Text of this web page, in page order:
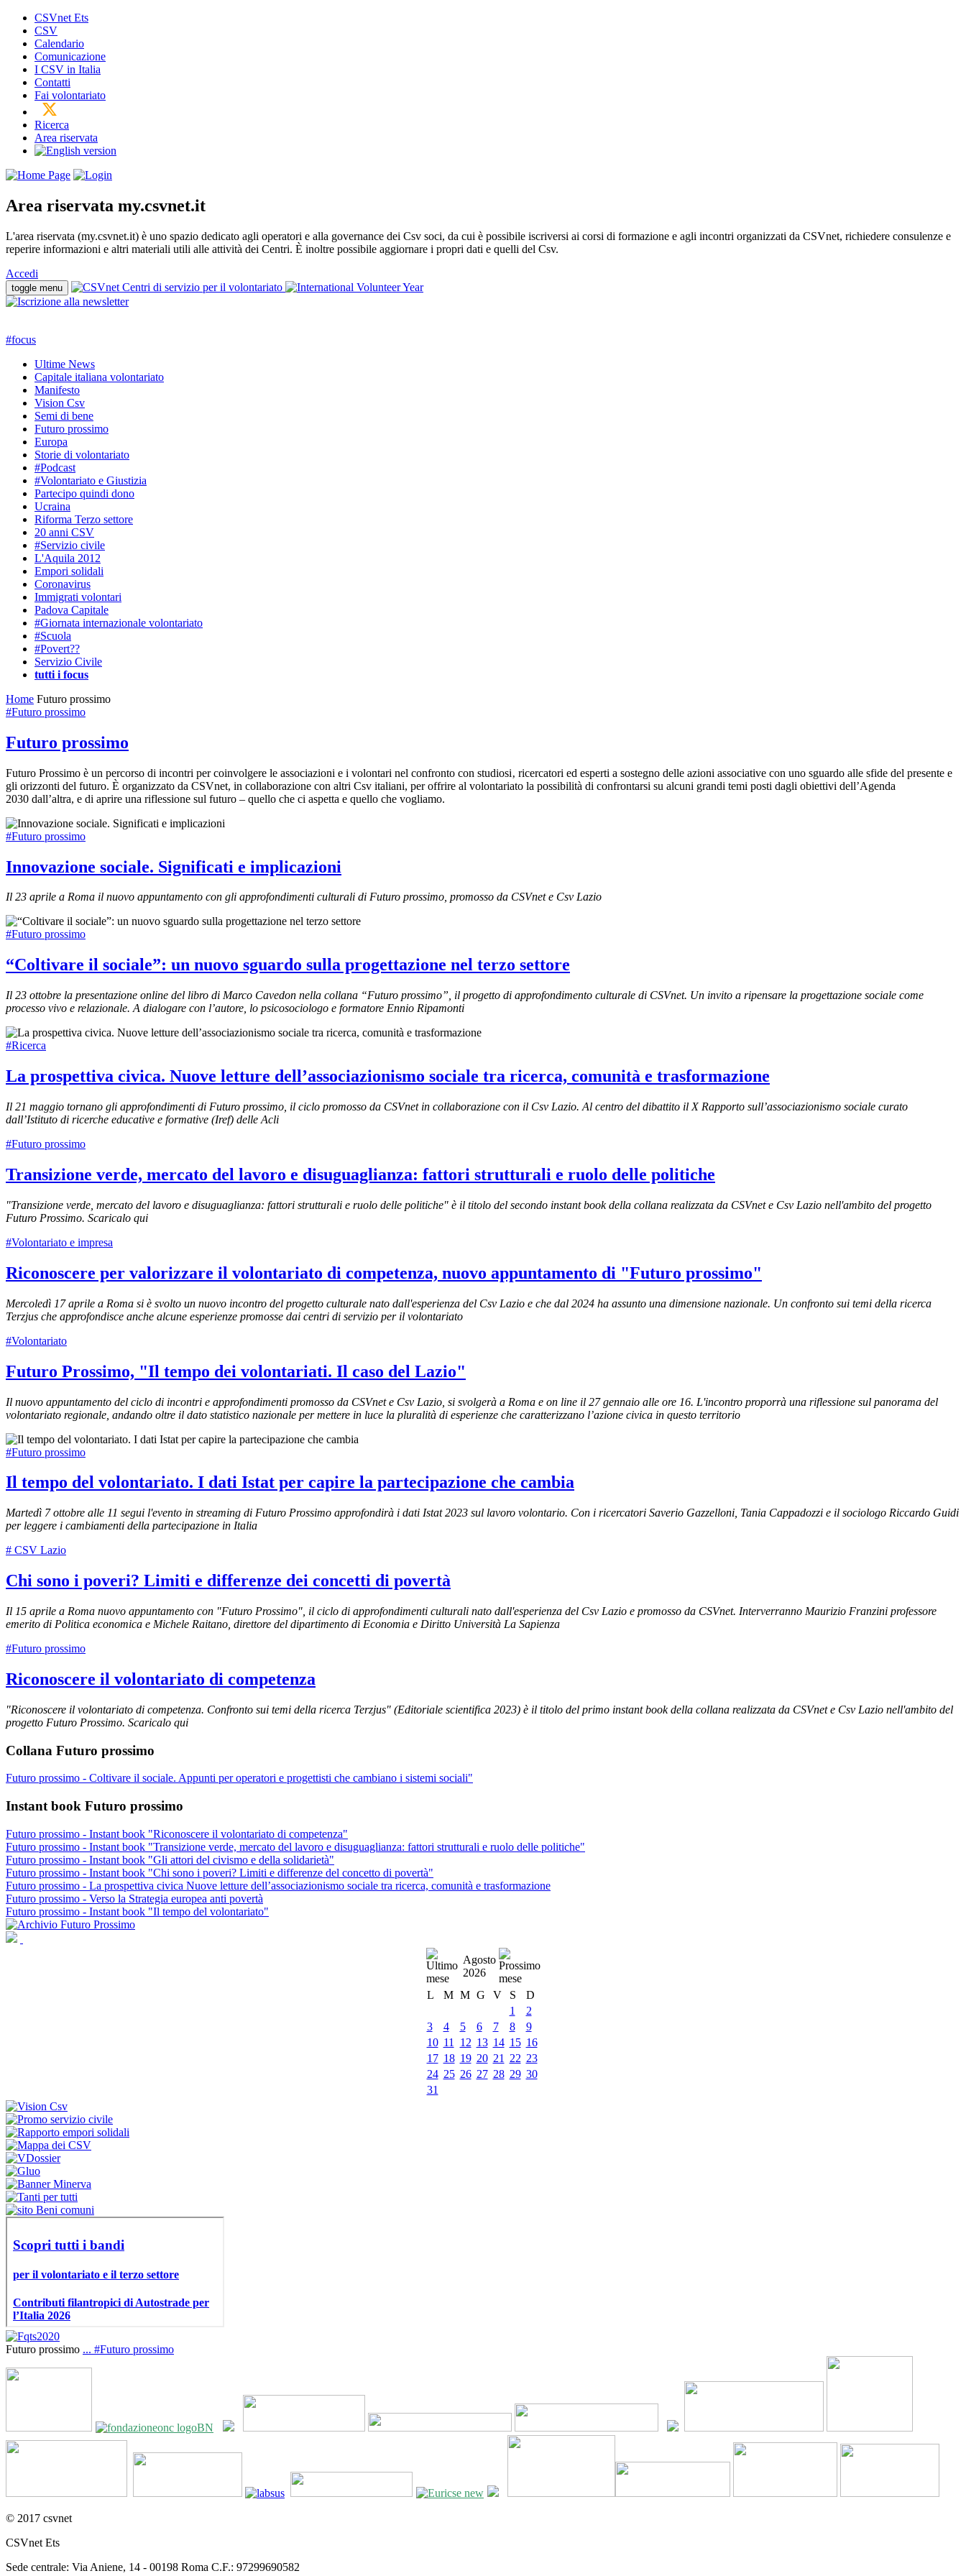
CSVnet Ets
CSV
Calendario
Comunicazione
I CSV in Italia
Contatti
Fai volontariato
Ricerca
Area riservata
Area riservata my.csvnet.it
L'area riservata (my.csvnet.it) è uno spazio dedicato agli operatori e alla governance dei Csv soci, da cui è possibile iscriversi ai corsi di formazione e agli incontri organizzati da CSVnet, richiedere consulenze e
reperire informazioni e altri materiali utili alle attività dei Centri. È inoltre possibile aggiornare i propri dati e quelli del Csv.
Accedi
toggle menu
#focus
Ultime News
Capitale italiana volontariato
Manifesto
Vision Csv
Semi di bene
Futuro prossimo
Europa
Storie di volontariato
#Podcast
#Volontariato e Giustizia
Partecipo quindi dono
Ucraina
Riforma Terzo settore
20 anni CSV
#Servizio civile
L'Aquila 2012
Empori solidali
Coronavirus
Immigrati volontari
Padova Capitale
#Giornata internazionale volontariato
#Scuola
#Povert??
Servizio Civile
tutti i focus
Home Futuro prossimo
#Futuro prossimo
Futuro prossimo
Futuro Prossimo è un percorso di incontri per coinvolgere le associazioni e i volontari nel confronto con studiosi‚ ricercatori ed esperti a sostegno delle azioni associative con uno sguardo alle sfide del presente e
gli orizzonti del futuro. È organizzato da CSVnet, in collaborazione con altri Csv italiani, per offrire al volontariato la possibilità di confrontarsi su alcuni grandi temi posti dagli obiettivi dell’Agenda
2030 dall’altra, e di aprire una riflessione sul futuro – quello che ci aspetta e quello che vogliamo.
#Futuro prossimo
Innovazione sociale. Significati e implicazioni
Il 23 aprile a Roma il nuovo appuntamento con gli approfondimenti culturali di Futuro prossimo, promosso da CSVnet e Csv Lazio
#Futuro prossimo
“Coltivare il sociale”: un nuovo sguardo sulla progettazione nel terzo settore
Il 23 ottobre la presentazione online del libro di Marco Cavedon nella collana “Futuro prossimo”, il progetto di approfondimento culturale di CSVnet. Un invito a ripensare la progettazione sociale come
processo vivo e relazionale. A dialogare con l’autore, lo psicosociologo e formatore Ennio Ripamonti
#Ricerca
La prospettiva civica. Nuove letture dell’associazionismo sociale tra ricerca, comunità e trasformazione
Il 21 maggio tornano gli approfondimenti di Futuro prossimo, il ciclo promosso da CSVnet in collaborazione con il Csv Lazio. Al centro del dibattito il X Rapporto sull’associazionismo sociale curato
dall’Istituto di ricerche educative e formative (Iref) delle Acli
#Futuro prossimo
Transizione verde, mercato del lavoro e disuguaglianza: fattori strutturali e ruolo delle politiche
"Transizione verde, mercato del lavoro e disuguaglianza: fattori strutturali e ruolo delle politiche" è il titolo del secondo instant book della collana realizzata da CSVnet e Csv Lazio nell'ambito del progetto
Futuro Prossimo. Scaricalo qui
#Volontariato e impresa
Riconoscere per valorizzare il volontariato di competenza, nuovo appuntamento di "Futuro prossimo"
Mercoledì 17 aprile a Roma si è svolto un nuovo incontro del progetto culturale nato dall'esperienza del Csv Lazio e che dal 2024 ha assunto una dimensione nazionale. Un confronto sui temi della ricerca
Terzjus che approfondisce anche alcune esperienze promosse dai centri di servizio per il volontariato
#Volontariato
Futuro Prossimo, "Il tempo dei volontariati. Il caso del Lazio"
Il nuovo appuntamento del ciclo di incontri e approfondimenti promosso da CSVnet e Csv Lazio, si svolgerà a Roma e on line il 27 gennaio alle ore 16. L'incontro proporrà una riflessione sul panorama del
volontariato regionale, andando oltre il dato statistico nazionale per mettere in luce la pluralità di esperienze che caratterizzano l’azione civica in questo territorio
#Futuro prossimo
Il tempo del volontariato. I dati Istat per capire la partecipazione che cambia
Martedì 7 ottobre alle 11 segui l'evento in streaming di Futuro Prossimo approfondirà i dati Istat 2023 sul lavoro volontario. Con i ricercatori Saverio Gazzelloni, Tania Cappadozzi e il sociologo Riccardo Guidi
per leggere i cambiamenti della partecipazione in Italia
# CSV Lazio
Chi sono i poveri? Limiti e differenze dei concetti di povertà
Il 15 aprile a Roma nuovo appuntamento con "Futuro Prossimo", il ciclo di approfondimenti culturali nato dall'esperienza del Csv Lazio e promosso da CSVnet. Interverranno Maurizio Franzini professore
emerito di Politica economica e Michele Raitano, direttore del dipartimento di Economia e Diritto Università La Sapienza
#Futuro prossimo
Riconoscere il volontariato di competenza
"Riconoscere il volontariato di competenza. Confronto sui temi della ricerca Terzjus" (Editoriale scientifica 2023) è il titolo del primo instant book della collana realizzata da CSVnet e Csv Lazio nell'ambito del
progetto Futuro Prossimo. Scaricalo qui
Collana Futuro prossimo
Futuro prossimo - Coltivare il sociale. Appunti per operatori e progettisti che cambiano i sistemi sociali"
Instant book Futuro prossimo
Futuro prossimo - Instant book "Riconoscere il volontariato di competenza"
Futuro prossimo - Instant book "Transizione verde, mercato del lavoro e disuguaglianza: fattori strutturali e ruolo delle politiche"
Futuro prossimo - Instant book "Gli attori del civismo e della solidarietà"
Futuro prossimo - Instant book "Chi sono i poveri? Limiti e differenze del concetto di povertà"
Futuro prossimo - La prospettiva civica Nuove letture dell’associazionismo sociale tra ricerca, comunità e trasformazione
Futuro prossimo - Verso la Strategia europea anti povertà
Futuro prossimo - Instant book "Il tempo del volontariato"
Agosto
2026
L
M M G V S
D
1
2
3
4 5 6 7 8
9
10 11 12 13 14 15 16
17 18 19 20 21 22 23
24 25 26 27 28 29 30
31
Futuro prossimo ... #Futuro prossimo
© 2017 csvnet
CSVnet Ets
Sede centrale: Via Aniene, 14 - 00198 Roma C.F.: 97299690582